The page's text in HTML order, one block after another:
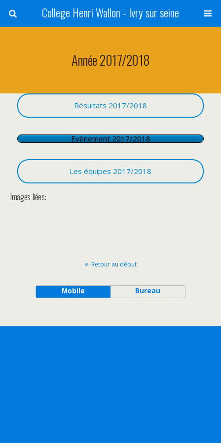
College Henri Wallon - Ivry sur seine
Année 2017/2018
Résultats 2017/2018
Evènement 2017/2018
Les équipes 2017/2018
Images liées:
Retour au début
Mobile Bureau